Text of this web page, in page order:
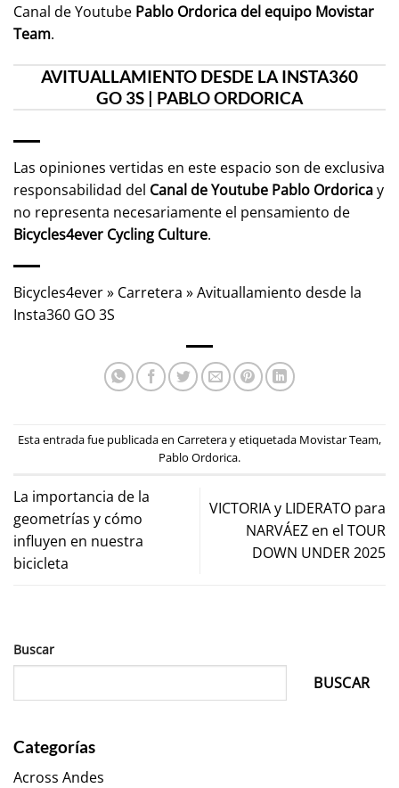
Canal de Youtube Pablo Ordorica del equipo Movistar
Team.
AVITUALLAMIENTO DESDE LA INSTA360
GO 3S | PABLO ORDORICA
Las opiniones vertidas en este espacio son de exclusiva
responsabilidad del Canal de Youtube Pablo Ordoricay
no representa necesariamente el pensamiento de
Bicycles4ever Cycling Culture.
Bicycles4ever» Carretera »Avituallamiento desde la
Insta360 GO 3S
Esta entrada fue publicada en Carreteray etiquetada Movistar Team,
Pablo Ordorica.
La importancia de la
geometrías y cómo
influyen en nuestra
bicicleta
VICTORIA y LIDERATO para
NARVÁEZ en el TOUR
DOWN UNDER 2025
Buscar
BUSCAR
Categorías
Across Andes